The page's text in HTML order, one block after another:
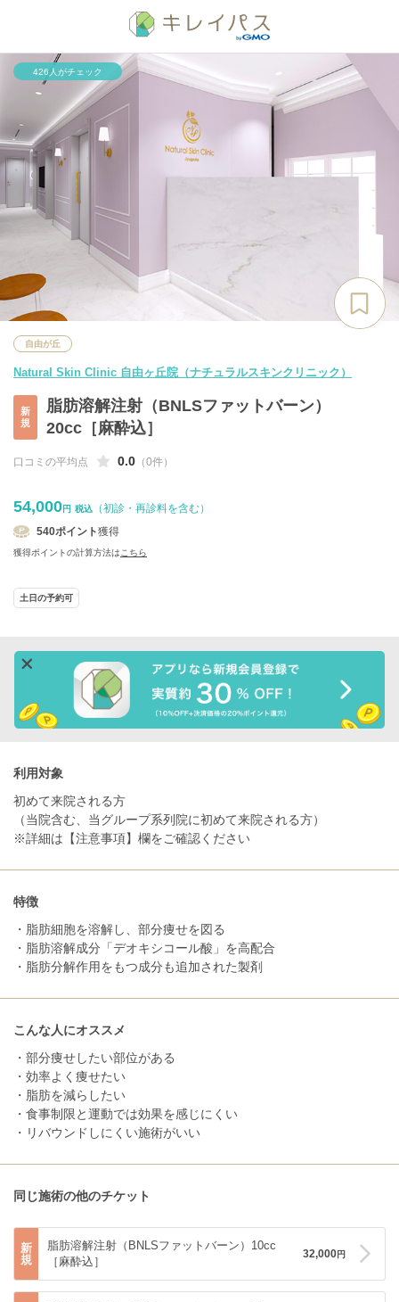
426人がチェック
自由が丘
Natural Skin Clinic 自由ヶ丘院（ナチュラルスキンクリニック）
新
規
脂肪溶解注射（BNLSファットバーン）
20cc［麻酔込］
口コミの平均点 0.0 （0件）
54,000円 税込
（初診・再診料を含む）
540ポイント獲得
獲得ポイントの計算方法は こちら
土日の予約可
利用対象
初めて来院される方
（当院含む、当グループ系列院に初めて来院される方）
※詳細は【注意事項】欄をご確認ください
特徴
・脂肪細胞を溶解し、部分痩せを図る
・脂肪溶解成分「デオキシコール酸」を高配合
・脂肪分解作用をもつ成分も追加された製剤
こんな人にオススメ
・部分痩せしたい部位がある
・効率よく痩せたい
・脂肪を減らしたい
・食事制限と運動では効果を感じにくい
・リバウンドしにくい施術がいい
同じ施術の他のチケット
新
規
脂肪溶解注射（BNLSファットバーン）10cc
［麻酔込］
32,000円